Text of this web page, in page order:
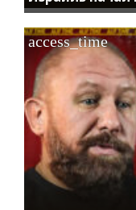
access_time